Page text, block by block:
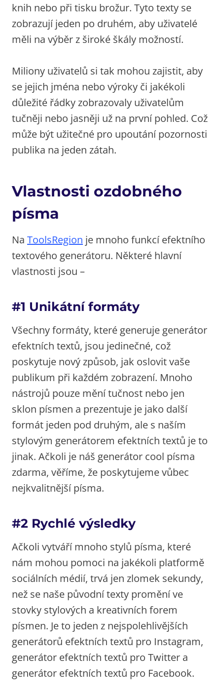
knih nebo při tisku brožur. Tyto texty se
zobrazují jeden po druhém, aby uživatelé
měli na výběr z široké škály možností.
Miliony uživatelů si tak mohou zajistit, aby
se jejich jména nebo výroky či jakékoli
důležité řádky zobrazovaly uživatelům
tučněji nebo jasněji už na první pohled. Což
může být užitečné pro upoutání pozornosti
publika na jeden zátah.
Vlastnosti ozdobného
písma
Na ToolsRegion je mnoho funkcí efektního
textového generátoru. Některé hlavní
vlastnosti jsou –
#1 Unikátní formáty
Všechny formáty, které generuje generátor
efektních textů, jsou jedinečné, což
poskytuje nový způsob, jak oslovit vaše
publikum při každém zobrazení. Mnoho
nástrojů pouze mění tučnost nebo jen
sklon písmen a prezentuje je jako další
formát jeden pod druhým, ale s naším
stylovým generátorem efektních textů je to
jinak. Ačkoli je náš generátor cool písma
zdarma, věříme, že poskytujeme vůbec
nejkvalitnější písma.
#2 Rychlé výsledky
Ačkoli vytváří mnoho stylů písma, které
nám mohou pomoci na jakékoli platformě
sociálních médií, trvá jen zlomek sekundy,
než se naše původní texty promění ve
stovky stylových a kreativních forem
písmen. Je to jeden z nejspolehlivějších
generátorů efektních textů pro Instagram,
generátor efektních textů pro Twitter a
generátor efektních textů pro Facebook.